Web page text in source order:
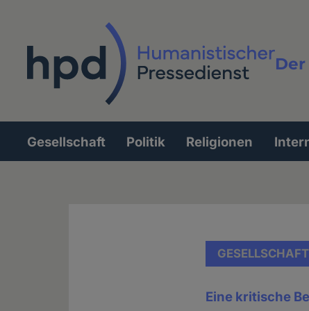
Hauptnavigation
Gesellschaft Politik Religionen
GESELLSCHAFT
Eine kritische